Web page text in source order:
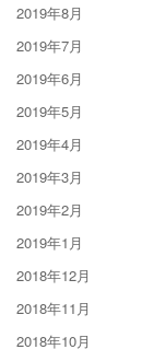
2019年8月
2019年7月
2019年6月
2019年5月
2019年4月
2019年3月
2019年2月
2019年1月
2018年12月
2018年11月
2018年10月